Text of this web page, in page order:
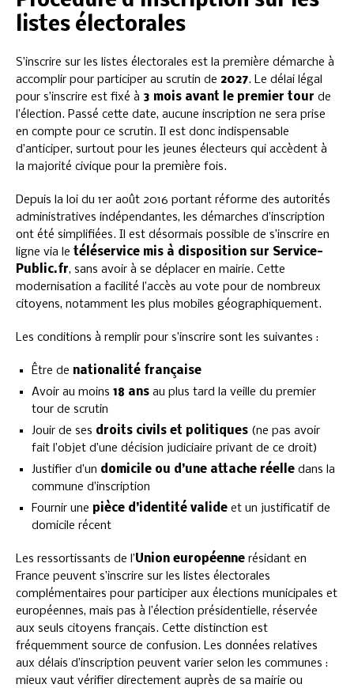
listes électorales
S’inscrire sur les listes électorales est la première démarche à
accomplir pour participer au scrutin de 2027. Le délai légal
pour s’inscrire est fixé à 3 mois avant le premier tour de
l’élection. Passé cette date, aucune inscription ne sera prise
en compte pour ce scrutin. Il est donc indispensable
d’anticiper, surtout pour les jeunes électeurs qui accèdent à
la majorité civique pour la première fois.
Depuis la loi du 1er août 2016 portant réforme des autorités
administratives indépendantes, les démarches d’inscription
ont été simplifiées. Il est désormais possible de s’inscrire en
ligne via le téléservice mis à disposition sur Service-
Public.fr, sans avoir à se déplacer en mairie. Cette
modernisation a facilité l’accès au vote pour de nombreux
citoyens, notamment les plus mobiles géographiquement.
Les conditions à remplir pour s’inscrire sont les suivantes :
Être de nationalité française
Avoir au moins 18 ans au plus tard la veille du premier
tour de scrutin
Jouir de ses droits civils et politiques (ne pas avoir
fait l’objet d’une décision judiciaire privant de ce droit)
Justifier d’un domicile ou d’une attache réelle dans la
commune d’inscription
Fournir une pièce d’identité valide et un justificatif de
domicile récent
Les ressortissants de l’Union européenne résidant en
France peuvent s’inscrire sur les listes électorales
complémentaires pour participer aux élections municipales et
européennes, mais pas à l’élection présidentielle, réservée
aux seuls citoyens français. Cette distinction est
fréquemment source de confusion. Les données relatives
aux délais d’inscription peuvent varier selon les communes :
mieux vaut vérifier directement auprès de sa mairie ou